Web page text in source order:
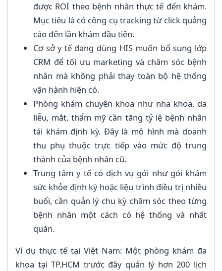
được ROI theo bệnh nhân thực tế đến khám.
Mục tiêu là có công cụ tracking từ click quảng
cáo đến lần khám đầu tiên.
Cơ sở y tế đang dùng HIS muốn bổ sung lớp
CRM để tối ưu marketing và chăm sóc bệnh
nhân mà không phải thay toàn bộ hệ thống
vận hành hiện có.
Phòng khám chuyên khoa như nha khoa, da
liễu, mắt, thẩm mỹ cần tăng tỷ lệ bệnh nhân
tái khám định kỳ. Đây là mô hình mà doanh
thu phụ thuộc trực tiếp vào mức độ trung
thành của bệnh nhân cũ.
Trung tâm y tế có dịch vụ gói như gói khám
sức khỏe định kỳ hoặc liệu trình điều trị nhiều
buổi, cần quản lý chu kỳ chăm sóc theo từng
bệnh nhân một cách có hệ thống và nhất
quán.
Ví dụ thực tế tại Việt Nam: Một phòng khám đa
khoa tại TP.HCM trước đây quản lý hơn 200 lịch